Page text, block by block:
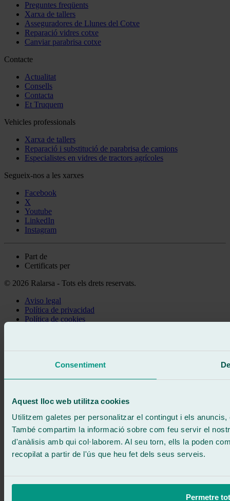
Consentiment
Aquest lloc web utilitza cookies
Utilitzem galetes per personalitzar el contingut i els
També compartim la informació sobre com feu servir el
d'anàlisis amb qui col·laborem. Al seu torn, ells la poden
recopilat a partir de l'ús que heu fet dels seus serveis.
Permetre
Preguntes freqüents
Xarxa de tallers
Asseguradores de Llunes del Cotxe
Reparació vidres cotxe
Canviar parabrisa cotxe
Contacte
Actualitat
Consells
Contacta
Et Truquem
Vehicles professionals
Xarxa de tallers
Reparació i substitució de parabrisa de camions
Especialistes en vidres de tractors agrícoles
Segueix-nos a les xarxes
Facebook
X
Youtube
LinkedIn
Instagram
Part de
Certificats per
© 2026 Ralarsa - Tots els drets reservats.
Aviso legal
Política de privacidad
Política de cookies
Sense compromís
Escriu-nos
ATENCIÓ 24/7 Contacta'ns